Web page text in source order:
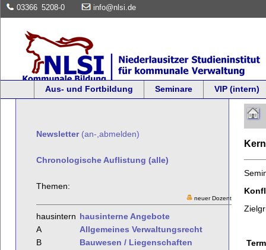
03366 5208-0 info@nlsi.de
Aus- und Fortbildung Seminare VIP (intern)
Newsletter(an-,abmelden)
Chronologische Auflistung (alle)
Themen:
neuer Dozent
hausintern hausinterne Angebote
A
Allgemeines Verwaltungsrecht
B
Bauwesen / Liegenschaften